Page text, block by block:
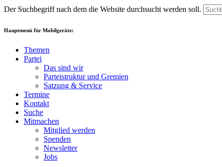
Der Suchbegriff nach dem die Website durchsucht werden soll.
Hauptmenü für Mobilgeräte:
Themen
Partei
Das sind wir
Parteistruktur und Gremien
Satzung & Service
Termine
Kontakt
Suche
Mitmachen
Mitglied werden
Spenden
Newsletter
Jobs